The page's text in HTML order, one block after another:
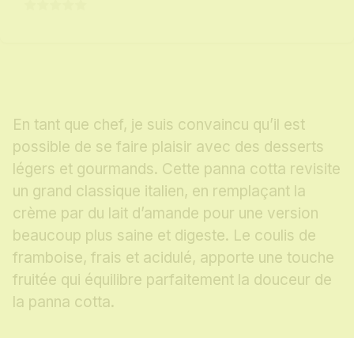
En tant que chef, je suis convaincu qu’il est
possible de se faire plaisir avec des desserts
légers et gourmands. Cette panna cotta revisite
un grand classique italien, en remplaçant la
crème par du lait d’amande pour une version
beaucoup plus saine et digeste. Le coulis de
framboise, frais et acidulé, apporte une touche
fruitée qui équilibre parfaitement la douceur de
la panna cotta.